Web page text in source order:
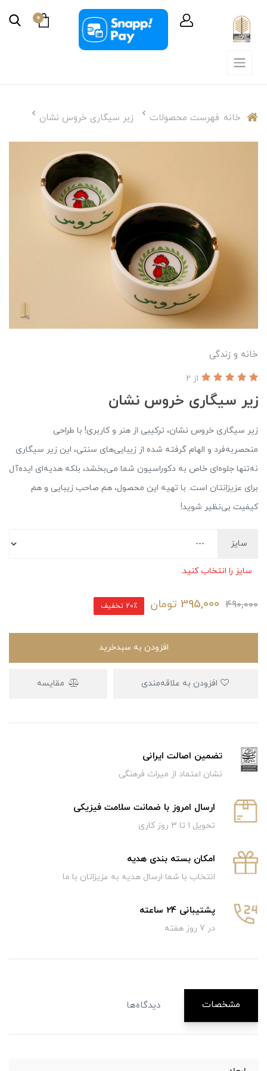
0
خانه فهرست محصولات زیر سیگاری خروس نشان
خانه و زندگی
زیر سیگاری خروس نشان
از 2
زیر سیگاری خروس نشان، ترکیبی از هنر و کاربری! با طراحی
منحصربه‌فرد و الهام گرفته شده از زیبایی‌های سنتی، این زیر سیگاری
نه‌تنها جلوه‌ای خاص به دکوراسیون شما می‌بخشد، بلکه هدیه‌ای ایده‌آل
برای عزیزانتان است. با تهیه این محصول، هم صاحب زیبایی و هم
کیفیت بی‌نظیر شوید!
سایز
سایز را انتخاب کنید.
490,000
395,000 تومان 20٪ تخفیف
افزودن به سبدخرید
مقایسه
تضمین اصالت ایرانی
نشان اعتماد از میراث فرهنگی
ارسال امروز با ضمانت سلامت فیزیکی
تحویل 1 تا 3 روز کاری
امکان بسته بندی هدیه
انتخاب با شما ارسال هدیه به عزیزاتان با ما
پشتیبانی 24 ساعته
در 7 روز هفته
مشخصات دیدگاه‌ها